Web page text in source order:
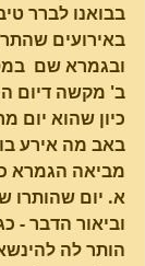
בבואנו לברר
באירועים
ובגמרא שם
ב' מקשה דיום
כיון שהוא יום
באב מה אירע
מביאה הגמרא
א. יום שהותרו
וביאור הדבר -
הותר לה